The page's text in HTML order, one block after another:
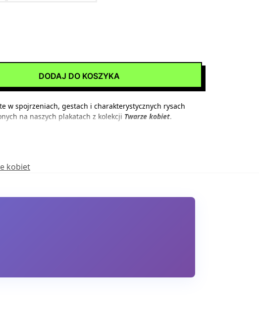
DODAJ DO KOSZYKA
w spojrzeniach, gestach i charakterystycznych rysach
na naszych plakatach z kolekcji Twarze kobiet.
kobiet